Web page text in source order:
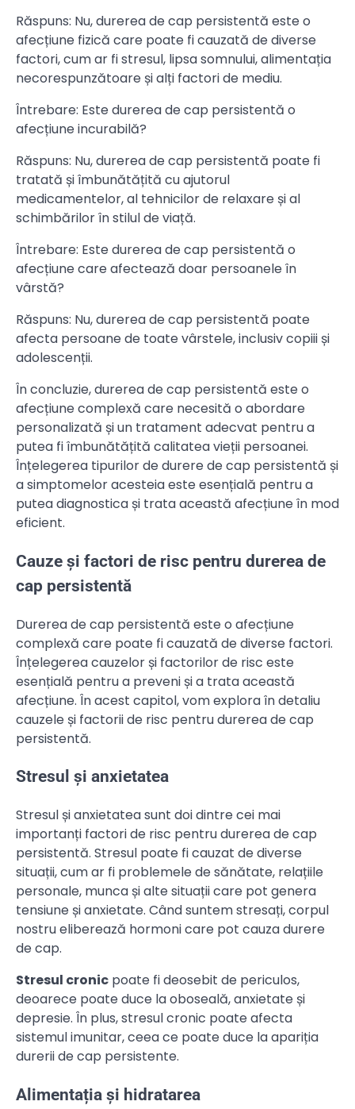
Răspuns: Nu, durerea de cap persistentă este o
afecțiune fizică care poate fi cauzată de diverse
factori, cum ar fi stresul, lipsa somnului, alimentația
necorespunzătoare și alți factori de mediu.
Întrebare: Este durerea de cap persistentă o
afecțiune incurabilă?
Răspuns: Nu, durerea de cap persistentă poate fi
tratată și îmbunătățită cu ajutorul
medicamentelor, al tehnicilor de relaxare și al
schimbărilor în stilul de viață.
Întrebare: Este durerea de cap persistentă o
afecțiune care afectează doar persoanele în
vârstă?
Răspuns: Nu, durerea de cap persistentă poate
afecta persoane de toate vârstele, inclusiv copiii și
adolescenții.
În concluzie, durerea de cap persistentă este o
afecțiune complexă care necesită o abordare
personalizată și un tratament adecvat pentru a
putea fi îmbunătățită calitatea vieții persoanei.
Înțelegerea tipurilor de durere de cap persistentă și
a simptomelor acesteia este esențială pentru a
putea diagnostica și trata această afecțiune în mod
eficient.
Cauze și factori de risc pentru durerea de
cap persistentă
Durerea de cap persistentă este o afecțiune
complexă care poate fi cauzată de diverse factori.
Înțelegerea cauzelor și factorilor de risc este
esențială pentru a preveni și a trata această
afecțiune. În acest capitol, vom explora în detaliu
cauzele și factorii de risc pentru durerea de cap
persistentă.
Stresul și anxietatea
Stresul și anxietatea sunt doi dintre cei mai
importanți factori de risc pentru durerea de cap
persistentă. Stresul poate fi cauzat de diverse
situații, cum ar fi problemele de sănătate, relațiile
personale, munca și alte situații care pot genera
tensiune și anxietate. Când suntem stresați, corpul
nostru eliberează hormoni care pot cauza durere
de cap.
Stresul cronic poate fi deosebit de periculos,
deoarece poate duce la oboseală, anxietate și
depresie. În plus, stresul cronic poate afecta
sistemul imunitar, ceea ce poate duce la apariția
durerii de cap persistente.
Alimentația și hidratarea